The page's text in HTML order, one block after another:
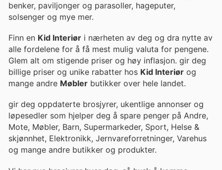
benker, paviljonger og parasoller, hageputer,
solsenger og mye mer.
Finn en Kid Interiør i nærheten av deg og dra nytte av
alle fordelene for å få mest mulig valuta for pengene.
Glem alt om stigende priser og høy inflasjon. gir deg
billige priser og unike rabatter hos Kid Interiør og
mange andre Møbler butikker over hele landet.
gir deg oppdaterte brosjyrer, ukentlige annonser og
løpesedler som hjelper deg å spare penger på Andre,
Mote, Møbler, Barn, Supermarkeder, Sport, Helse &
skjønnhet, Elektronikk, Jernvareforretninger, Varehus
og mange andre butikker og produkter.